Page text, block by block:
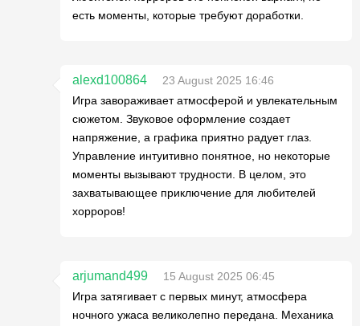
есть моменты, которые требуют доработки.
alexd100864
23 August 2025 16:46
Игра завораживает атмосферой и увлекательным
сюжетом. Звуковое оформление создает
напряжение, а графика приятно радует глаз.
Управление интуитивно понятное, но некоторые
моменты вызывают трудности. В целом, это
захватывающее приключение для любителей
хорроров!
arjumand499
15 August 2025 06:45
Игра затягивает с первых минут, атмосфера
ночного ужаса великолепно передана. Механика